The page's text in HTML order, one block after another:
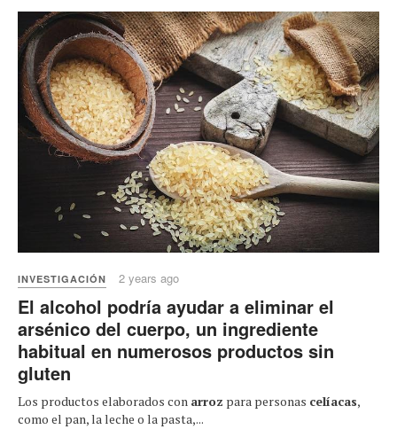
INVESTIGACIÓN 2 years ago
El alcohol podría ayudar a eliminar el
arsénico del cuerpo, un ingrediente
habitual en numerosos productos sin
gluten
Los productos elaborados con arroz para personas celíacas,
como el pan, la leche o la pasta,...